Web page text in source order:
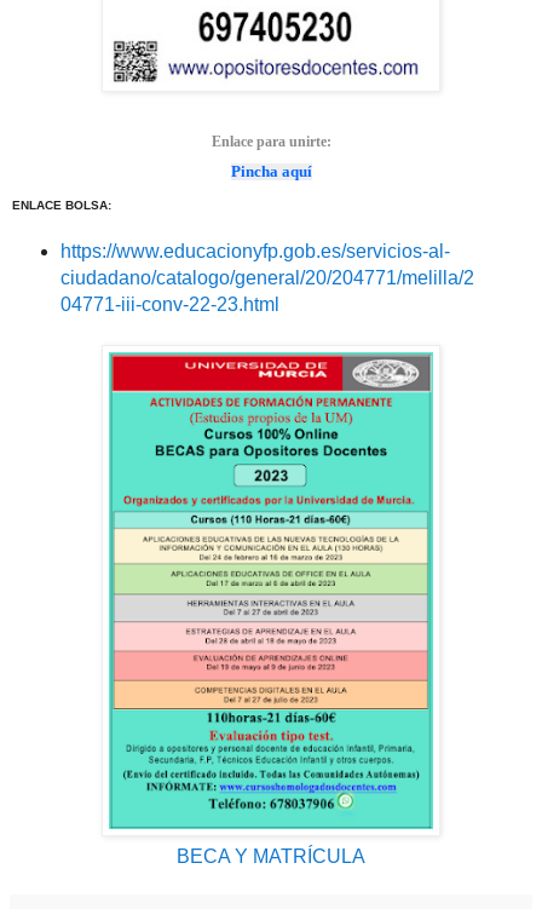
Enlace para unirte:
Pincha aquí
ENLACE BOLSA:
https://www.educacionyfp.gob.es/servicios-al-
ciudadano/catalogo/general/20/204771/melilla/2
04771-iii-conv-22-23.html
BECA Y MATRÍCULA